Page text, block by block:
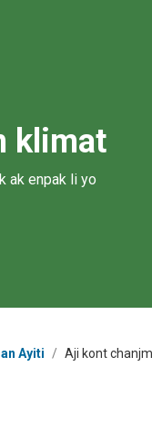
klimat
ak enpak li yo
Ayiti / Aji kont